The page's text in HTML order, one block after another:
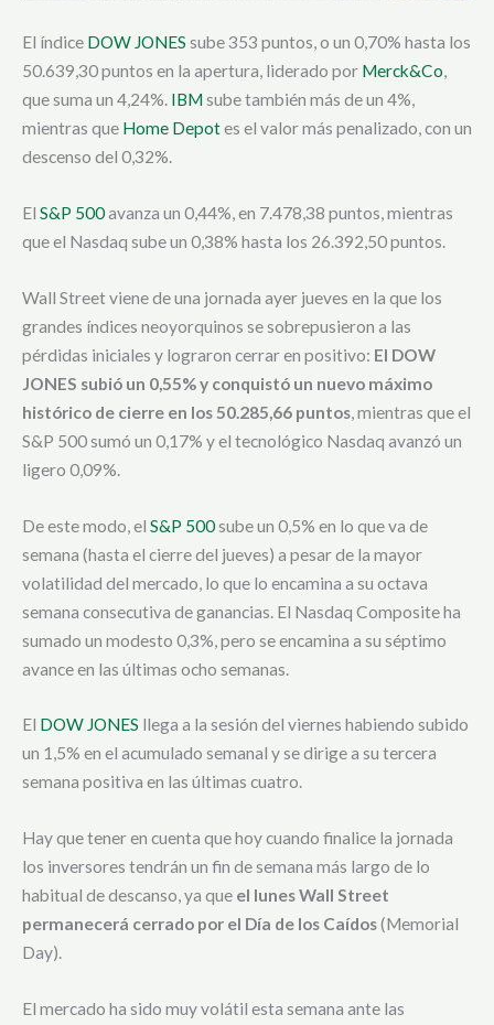
El índice DOW JONES sube 353 puntos, o un 0,70% hasta los
50.639,30 puntos en la apertura, liderado por Merck&Co,
que suma un 4,24%. IBMsube también más de un 4%,
mientras que Home Depotes el valor más penalizado, con un
descenso del 0,32%.
El S&P 500avanza un 0,44%, en 7.478,38 puntos, mientras
que el Nasdaq sube un 0,38% hasta los 26.392,50 puntos.
Wall Street viene de una jornada ayer jueves en la que los
grandes índices neoyorquinos se sobrepusieron a las
pérdidas iniciales y lograron cerrar en positivo: El DOW
JONES subió un 0,55% y conquistó un nuevo máximo
histórico de cierre en los 50.285,66 puntos, mientras que el
S&P 500 sumó un 0,17% y el tecnológico Nasdaq avanzó un
ligero 0,09%.
De este modo, el S&P 500sube un 0,5% en lo que va de
semana (hasta el cierre del jueves) a pesar de la mayor
volatilidad del mercado, lo que lo encamina a su octava
semana consecutiva de ganancias. El Nasdaq Composite ha
sumado un modesto 0,3%, pero se encamina a su séptimo
avance en las últimas ocho semanas.
El DOW JONES llega a la sesión del viernes habiendo subido
un 1,5% en el acumulado semanal y se dirige a su tercera
semana positiva en las últimas cuatro.
Hay que tener en cuenta que hoy cuando finalice la jornada
los inversores tendrán un fin de semana más largo de lo
habitual de descanso, ya que el lunes Wall Street
permanecerá cerrado por el Día de los Caídos(Memorial
Day).
El mercado ha sido muy volátil esta semana ante las